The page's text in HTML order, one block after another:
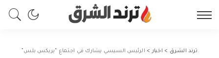
ترند الشرق > اخبار > الرئيس السيسي يشارك في اجتماع “بريكس بلس”